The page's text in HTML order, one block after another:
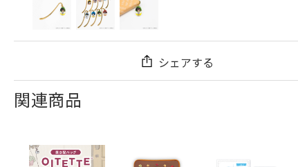
シェアする
関連商品